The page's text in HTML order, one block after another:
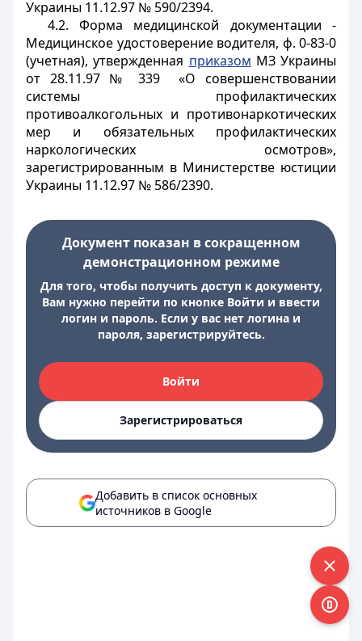
Украины 11.12.97 № 590/2394.
4.2. Форма медицинской документации -
Медицинское удостоверение водителя, ф. 0-83-0
(учетная), утвержденная приказом МЗ Украины
от 28.11.97 № 339 «О совершенствовании
системы профилактических
противоалкогольных и противонаркотических
мер и обязательных профилактических
наркологических осмотров»,
зарегистрированным в Министерстве юстиции
Украины 11.12.97 № 586/2390.
Документ показан в сокращенном
демонстрационном режиме
Для того, чтобы получить доступ к документу,
Вам нужно перейти по кнопке Войти и ввести
логин и пароль. Если у вас нет логина и
пароля, зарегистрируйтесь.
Войти
Зарегистрироваться
Добавить в список основных
источников в Google